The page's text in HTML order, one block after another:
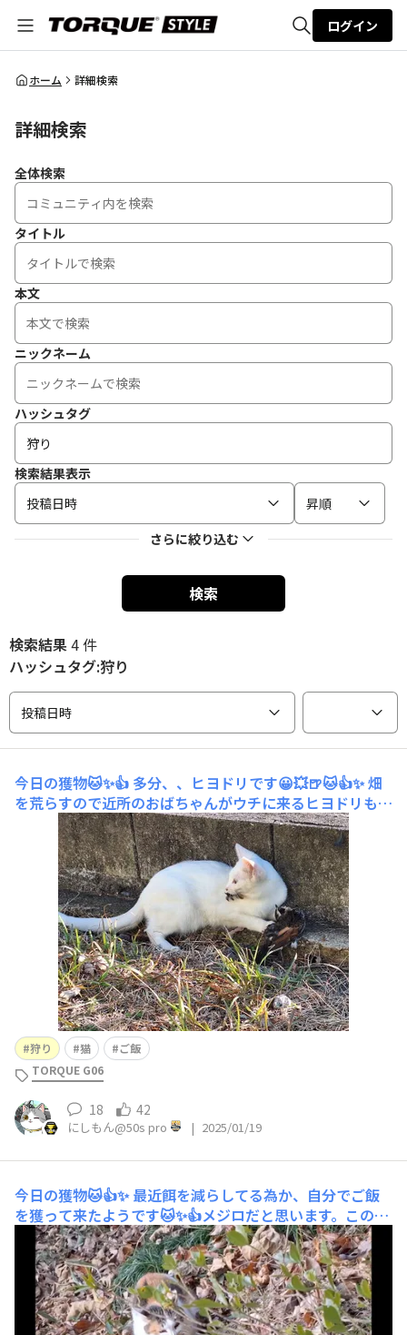
全体検索
ログイン
ホーム 詳細検索
詳細検索
全体検索
タイトル
本文
ニックネーム
ハッシュタグ
検索結果表示
投稿日時
昇順
さらに絞り込む
検索
検索結果4 件
ハッシュタグ:狩り
投稿日時
今日の獲物🐱✨👍 多分、、ヒヨドリです😀💥🍺🐱👍✨ 畑
を荒らすので近所のおばちゃんがウチに来るヒヨドリも獲
ってほしいと依頼がきましたが、、、猫ごと貰って欲しい
です😀💦🍺
狩り 猫
ご飯
TORQUE G06
18 42
にしもん@50s pro | 2025/01/19
今日の獲物🐱👍✨ 最近餌を減らしてる為か、自分でご飯
を獲って来たようです🐱✨👍メジロだと思います。この後
ガツガツ食べてました🐱🍵✨